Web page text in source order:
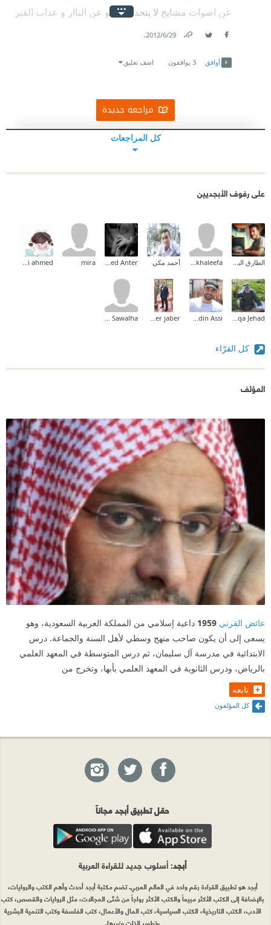
عن اصوات مشايخ لا يتحدثون سو عن الناار و عذاب القبر
.. و كان كل البشر للنار ..
29‏/6‏/2012
.
أوافق 3 يوافقون اضف تعليق
مراجعة جديدة
كل المراجعات
على رفوف الأبجديين
أحمد مكي mira
كل القرّاء
المؤلف
عائض القرني 1959 داعية إسلامي من المملكة العربية السعودية، وهو
يسعى إلى أن يكون صاحب منهج وسطي لأهل السنة والجماعة. درس
الابتدائية في مدرسة آل سليمان، ثم درس المتوسطة في المعهد العلمي
بالرياض، ودرس الثانوية في المعهد العلمي بأبها، وتخرج من
تابعه
كل المؤلفون
حمّل تطبيق أبجد مجاناً
أبجد: أسلوب جديد للقراءة العربية
أبجد هو تطبيق القراءة رقم واحد في العالم العربي. تضم مكتبة أبجد أحدث وأهم الكتب والروايات،
بالإضافة إلى الكتب الأكثر مبيعاً والكتب الأكثر رواجاً من شتّى المجالات، مثل الروايات والقصص، كتب
الأدب، الكتب التاريخية، الكتب السياسية، كتب المال والأعمال، كتب الفلسفة وكتب التنمية البشرية
وتطوير الذات وغيرها.